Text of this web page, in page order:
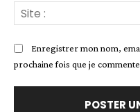
Enregistrer mon nom,
prochaine fois que je